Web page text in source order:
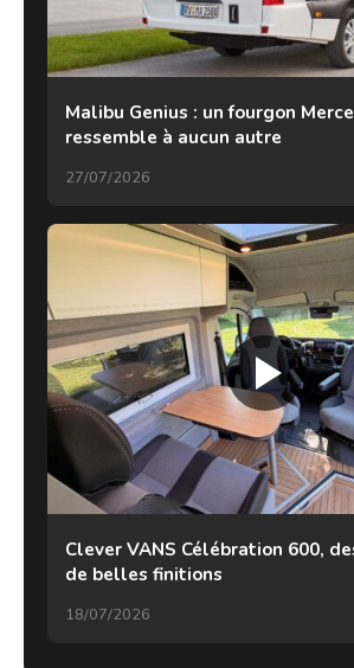
Malibu Genius : un fourgon
ressemble à aucun autre
27/07/2026
Clever VANS Célébration 600,
de belles finitions
18/07/2026